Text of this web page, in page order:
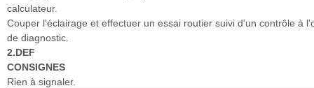
calculateur.
Couper l'éclairage et effectuer un essai routier suivi d'un contrôle à
de diagnostic.
2.DEF
CONSIGNES
Rien à signaler.